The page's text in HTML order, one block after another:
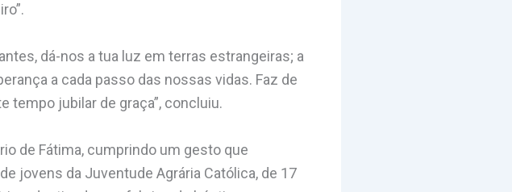
dá-nos a tua luz em terras estrangeiras; a
a cada passo das nossas vidas. Faz de
tempo jubilar de graça”, concluiu.
de Fátima, cumprindo um gesto que
jovens da Juventude Agrária Católica, de 17